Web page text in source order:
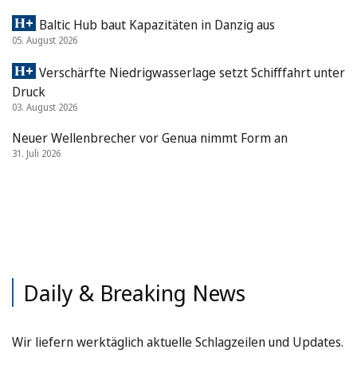
Baltic Hub baut Kapazitäten in Danzig aus
05. August 2026
Verschärfte Niedrigwasserlage setzt Schifffahrt unter
Druck
03. August 2026
Neuer Wellenbrecher vor Genua nimmt Form an
31. Juli 2026
Daily & Breaking News
Wir liefern werktäglich aktuelle Schlagzeilen und Updates.